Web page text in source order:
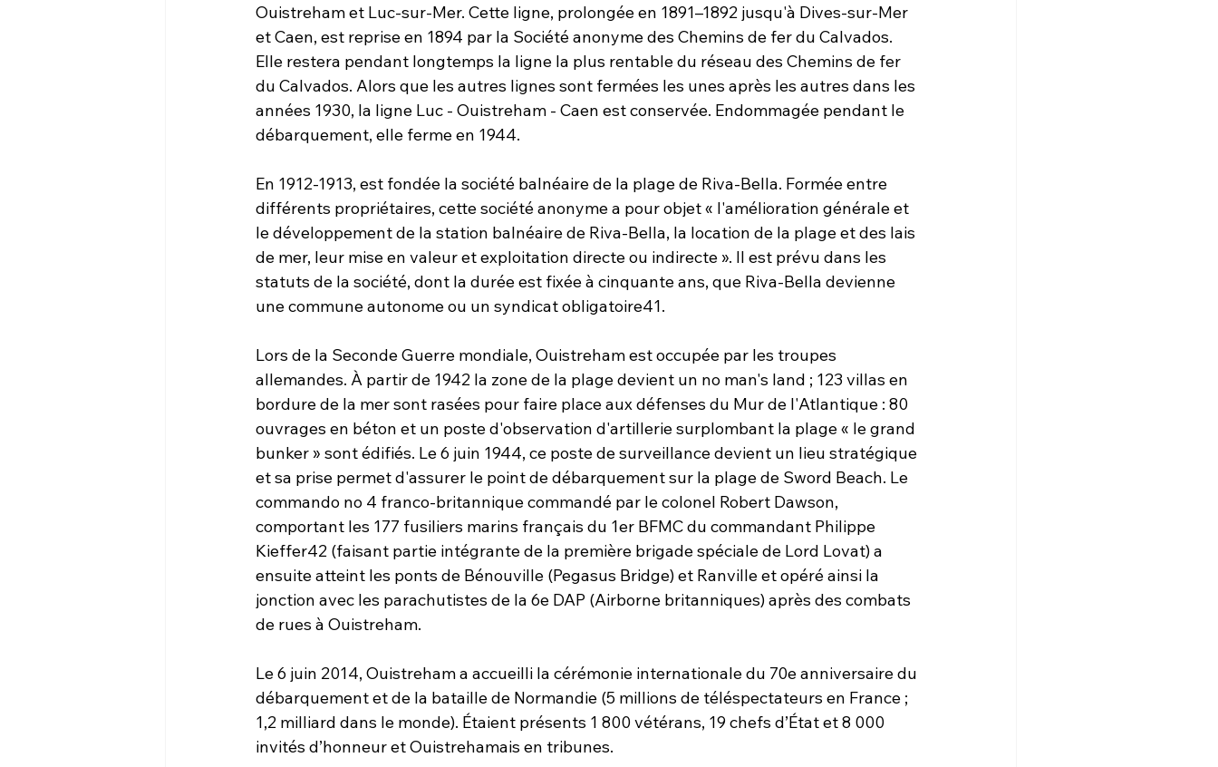
Ouistreham et Luc-sur-Mer. Cette ligne, prolongée en 1891–1892 jusqu'à Dives-sur-Mer
et Caen, est reprise en 1894 par la Société anonyme des Chemins de fer du Calvados.
Elle restera pendant longtemps la ligne la plus rentable du réseau des Chemins de fer
du Calvados. Alors que les autres lignes sont fermées les unes après les autres dans les
années 1930, la ligne Luc - Ouistreham - Caen est conservée. Endommagée pendant le
débarquement, elle ferme en 1944.
En 1912-1913, est fondée la société balnéaire de la plage de Riva-Bella. Formée entre
différents propriétaires, cette société anonyme a pour objet « l'amélioration générale et
le développement de la station balnéaire de Riva-Bella, la location de la plage et des lais
de mer, leur mise en valeur et exploitation directe ou indirecte ». Il est prévu dans les
statuts de la société, dont la durée est fixée à cinquante ans, que Riva-Bella devienne
une commune autonome ou un syndicat obligatoire41.
Lors de la Seconde Guerre mondiale, Ouistreham est occupée par les troupes
allemandes. À partir de 1942 la zone de la plage devient un no man's land ; 123 villas en
bordure de la mer sont rasées pour faire place aux défenses du Mur de l'Atlantique : 80
ouvrages en béton et un poste d'observation d'artillerie surplombant la plage « le grand
bunker » sont édifiés. Le 6 juin 1944, ce poste de surveillance devient un lieu stratégique
et sa prise permet d'assurer le point de débarquement sur la plage de Sword Beach. Le
commando no 4 franco-britannique commandé par le colonel Robert Dawson,
comportant les 177 fusiliers marins français du 1er BFMC du commandant Philippe
Kieffer42 (faisant partie intégrante de la première brigade spéciale de Lord Lovat) a
ensuite atteint les ponts de Bénouville (Pegasus Bridge) et Ranville et opéré ainsi la
jonction avec les parachutistes de la 6e DAP (Airborne britanniques) après des combats
de rues à Ouistreham.
Le 6 juin 2014, Ouistreham a accueilli la cérémonie internationale du 70e anniversaire du
débarquement et de la bataille de Normandie (5 millions de téléspectateurs en France ;
1,2 milliard dans le monde). Étaient présents 1 800 vétérans, 19 chefs d’État et 8 000
invités d’honneur et Ouistrehamais en tribunes.